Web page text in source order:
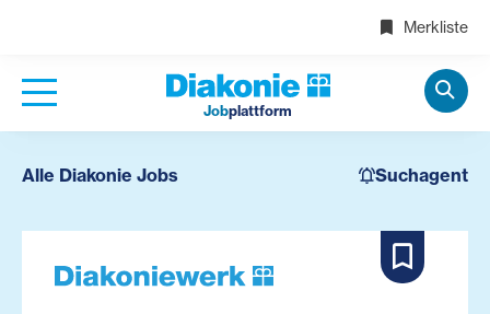
Merkliste
Jobplattform
Alle Diakonie Jobs Suchagent